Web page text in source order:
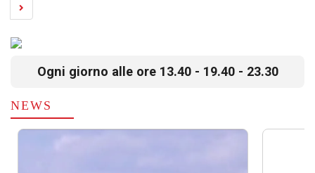
Ogni giorno alle ore 13.40 - 19.40 - 23.30
NEWS